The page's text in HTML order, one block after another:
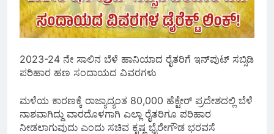
2023-24 ನೇ ಸಾಲಿನ ಬೆಳೆ ಹಾನಿಯಾದ ರೈತರಿಗೆ ಇನ್‌ಪುಟ್ ಸಬ್ಸಿಡಿ
ಪರಿಹಾರ ಹಣ ಸಂದಾಯದ ವಿವರಗಳು
ಮಳೆಯ‌ ಕಾರಣಕ್ಕೆ ರಾಜ್ಯಾದ್ಯಂತ 80,000 ಹೆಕ್ಟೇರ್ ಪ್ರದೇಶದಲ್ಲಿ ಬೆಳೆ
ನಾಶವಾಗಿದ್ದು ವಾರದೊಳಗಾಗಿ ಎಲ್ಲಾ ರೈತರಿಗೂ ಪರಿಹಾರ
ನೀಡಲಾಗುವುದು ಎಂದು ಸಚಿವ ಕೃಷ್ಣ ಭೈರೇಗೌಡ ಭರವಸೆ